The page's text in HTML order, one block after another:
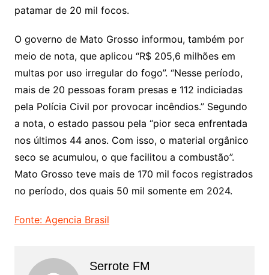
patamar de 20 mil focos.
O governo de Mato Grosso informou, também por
meio de nota, que aplicou “R$ 205,6 milhões em
multas por uso irregular do fogo”. “Nesse período,
mais de 20 pessoas foram presas e 112 indiciadas
pela Polícia Civil por provocar incêndios.” Segundo
a nota, o estado passou pela “pior seca enfrentada
nos últimos 44 anos. Com isso, o material orgânico
seco se acumulou, o que facilitou a combustão”.
Mato Grosso teve mais de 170 mil focos registrados
no período, dos quais 50 mil somente em 2024.
Fonte: Agencia Brasil
Serrote FM